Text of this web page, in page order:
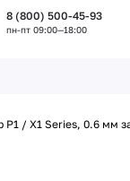
8 (800) 500-45-93
пн-пт 09:00—18:00
/ X1 Series, 0.6 мм